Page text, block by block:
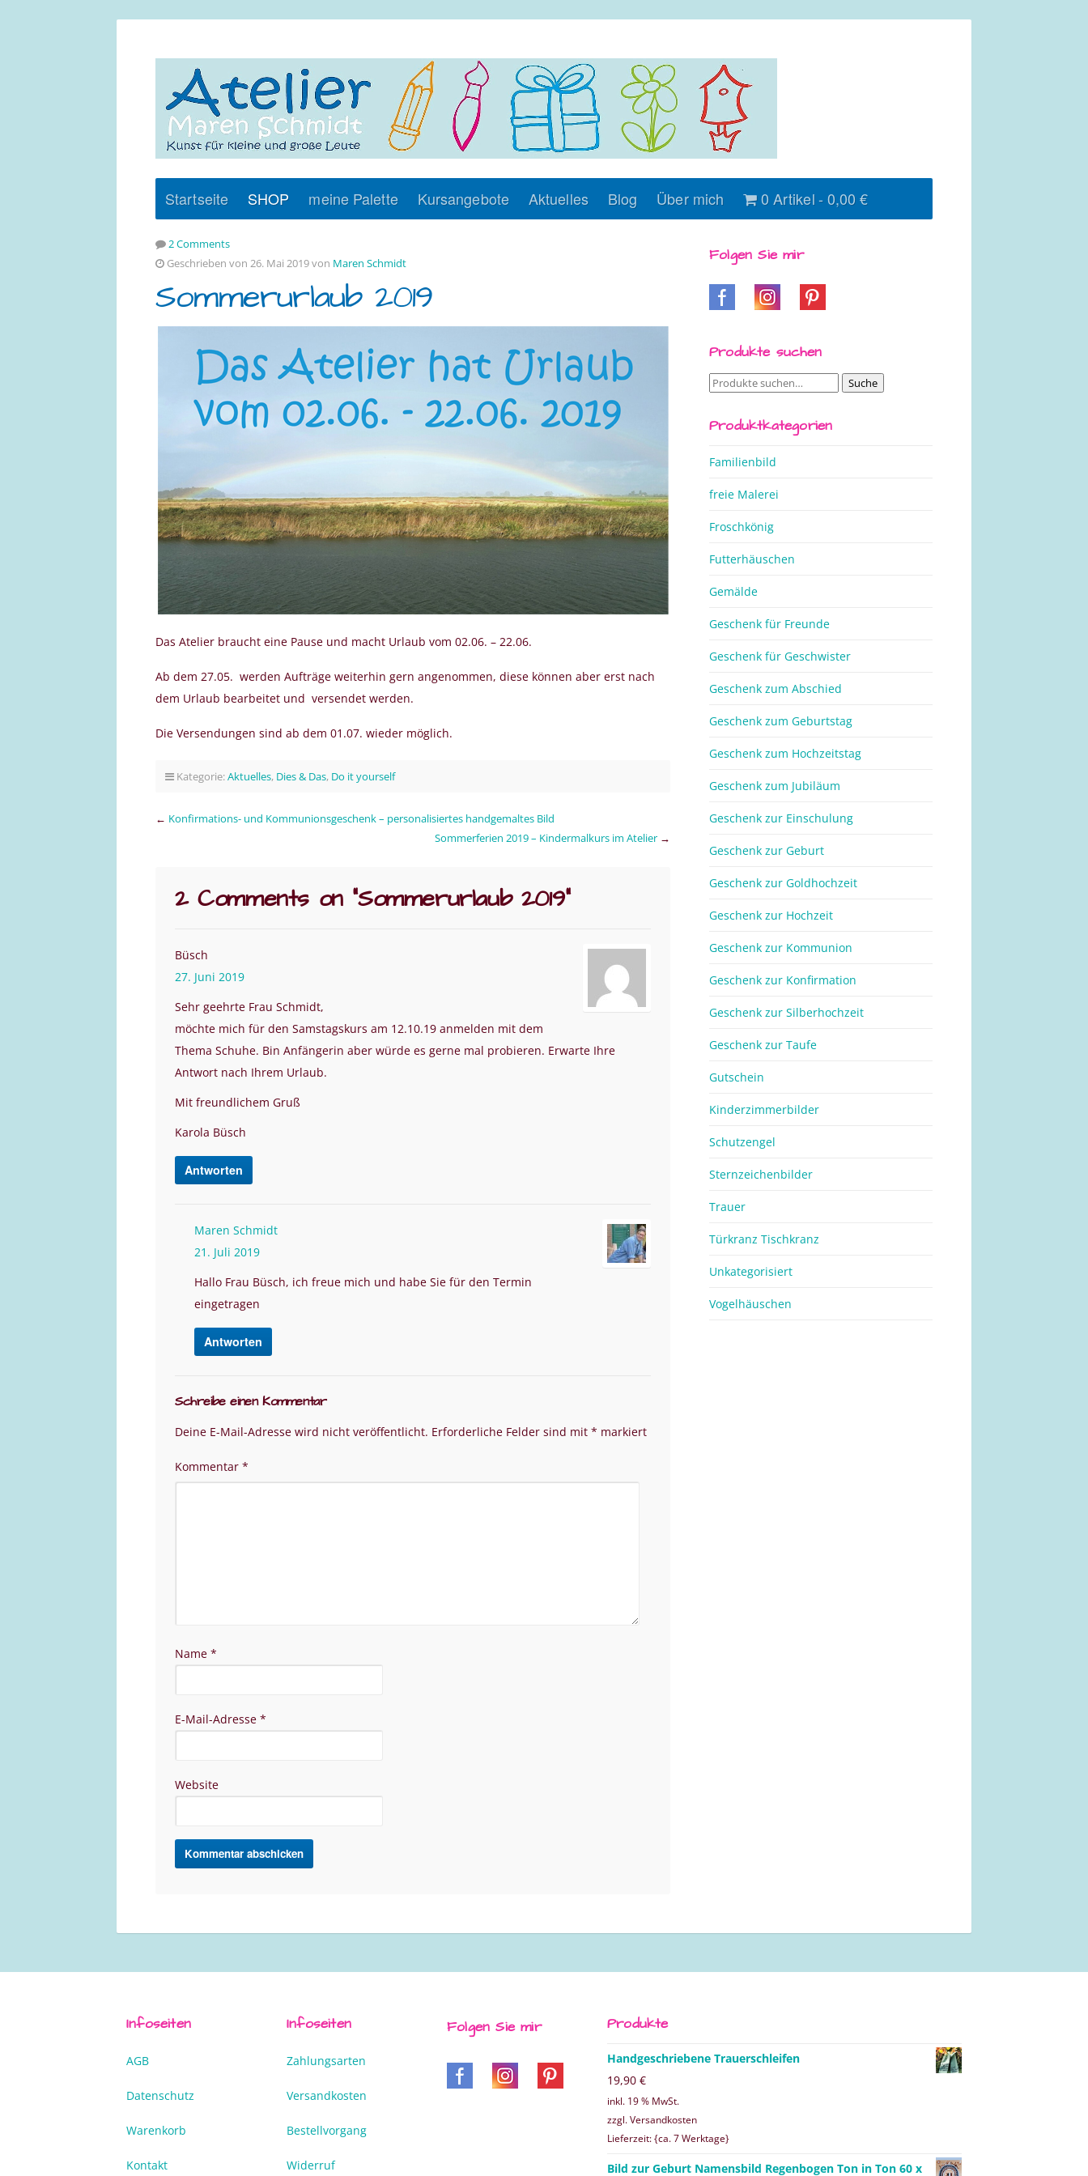
Startseite SHOP meine Palette Kursangebote Aktuelles Blog Über mich 0 Artikel 0,00 €
2 Comments
Geschrieben von 26. Mai 2019 von Maren Schmidt
Sommerurlaub 2019
Das Atelier braucht eine Pause und macht Urlaub vom 02.06. – 22.06.
Ab dem 27.05. werden Aufträge weiterhin gern angenommen, diese können aber erst nach
dem Urlaub bearbeitet und versendet werden.
Die Versendungen sind ab dem 01.07. wieder möglich.
Kategorie:Aktuelles, Dies & Das, Do it yourself
← Konfirmations- und Kommunionsgeschenk – personalisiertes handgemaltes Bild
Sommerferien 2019 – Kindermalkurs im Atelier →
2 Comments on “Sommerurlaub 2019”
Büsch
27. Juni 2019
Sehr geehrte Frau Schmidt,
möchte mich für den Samstagskurs am 12.10.19 anmelden mit dem
Thema Schuhe. Bin Anfängerin aber würde es gerne mal probieren. Erwarte Ihre
Antwort nach Ihrem Urlaub.
Mit freundlichem Gruß
Karola Büsch
Antworten
Maren Schmidt
21. Juli 2019
Hallo Frau Büsch, ich freue mich und habe Sie für den Termin
eingetragen
Antworten
Schreibe einen Kommentar
Deine E-Mail-Adresse wird nicht veröffentlicht. Erforderliche Felder sind mit * markiert
Kommentar *
Name *
E-Mail-Adresse *
Website
Folgen Sie mir
Produkte suchen
Suche
Suche
Produktkategorien
Familienbild
freie Malerei
Froschkönig
Futterhäuschen
Gemälde
Geschenk für Freunde
Geschenk für Geschwister
Geschenk zum Abschied
Geschenk zum Geburtstag
Geschenk zum Hochzeitstag
Geschenk zum Jubiläum
Geschenk zur Einschulung
Geschenk zur Geburt
Geschenk zur Goldhochzeit
Geschenk zur Hochzeit
Geschenk zur Kommunion
Geschenk zur Konfirmation
Geschenk zur Silberhochzeit
Geschenk zur Taufe
Gutschein
Kinderzimmerbilder
Schutzengel
Sternzeichenbilder
Trauer
Türkranz Tischkranz
Unkategorisiert
Vogelhäuschen
Infoseiten
AGB
Datenschutz
Warenkorb
Kontakt
Infoseiten
Zahlungsarten
Versandkosten
Bestellvorgang
Widerruf
Folgen Sie mir Produkte
Handgeschriebene Trauerschleifen
19,90 €
inkl. 19 % MwSt.
zzgl. Versandkosten
Lieferzeit: {ca. 7 Werktage}
Bild zur Geburt Namensbild Regenbogen Ton in Ton 60 x